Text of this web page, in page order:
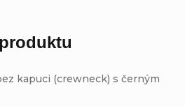
kapuci (crewneck) s černým